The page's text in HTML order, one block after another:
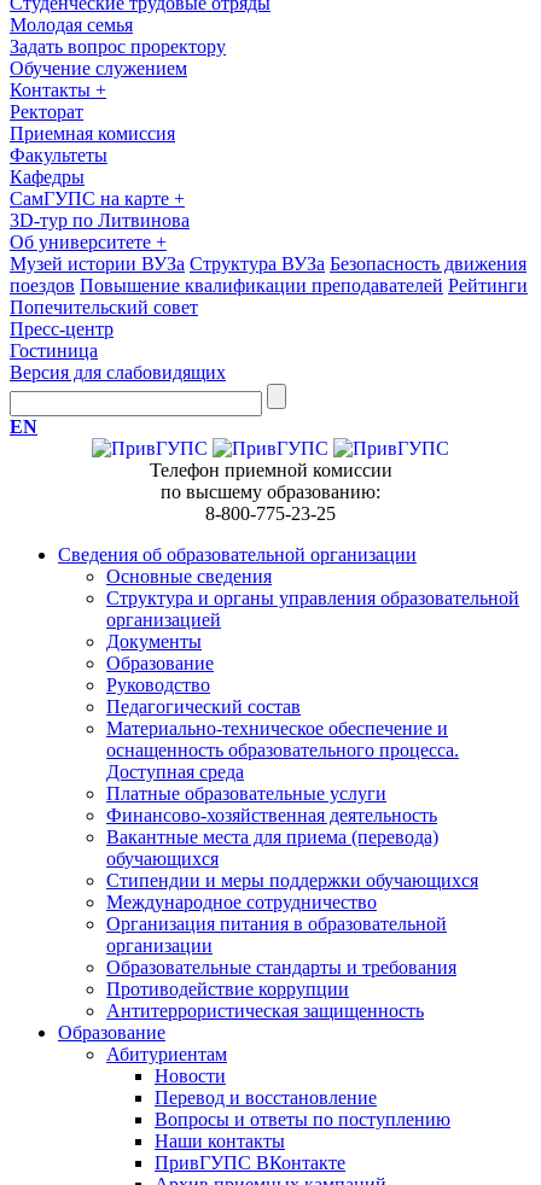
Молодая семья
Задать вопрос проректору
Обучение служением
Контакты +
Ректорат
Приемная комиссия
Факультеты
Кафедры
СамГУПС на карте +
3D-тур по Литвинова
Об университете +
Музей истории ВУЗа Структура ВУЗа Безопасность движения
поездов Повышение квалификации преподавателей Рейтинги
Попечительский совет
Пресс-центр
Гостиница
Версия для слабовидящих
EN
Телефон приемной комиссии
по высшему образованию:
8-800-775-23-25
Сведения об образовательной организации
Основные сведения
Структура и органы управления образовательной
организацией
Документы
Образование
Руководство
Педагогический состав
Материально-техническое обеспечение и
оснащенность образовательного процесса.
Доступная среда
Платные образовательные услуги
Финансово-хозяйственная деятельность
Вакантные места для приема (перевода)
обучающихся
Стипендии и меры поддержки обучающихся
Международное сотрудничество
Организация питания в образовательной
организации
Образовательные стандарты и требования
Противодействие коррупции
Антитеррористическая защищенность
Образование
Абитуриентам
Новости
Перевод и восстановление
Вопросы и ответы по поступлению
Наши контакты
ПривГУПС ВКонтакте